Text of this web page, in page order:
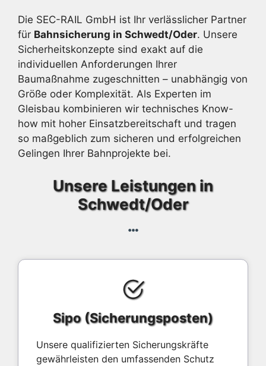
Die SEC-RAIL GmbH ist Ihr verlässlicher Partner
für Bahnsicherung in Schwedt/Oder. Unsere
Sicherheitskonzepte sind exakt auf die
individuellen Anforderungen Ihrer
Baumaßnahme zugeschnitten – unabhängig von
Größe oder Komplexität. Als Experten im
Gleisbau kombinieren wir technisches Know-
how mit hoher Einsatzbereitschaft und tragen
so maßgeblich zum sicheren und erfolgreichen
Gelingen Ihrer Bahnprojekte bei.
Unsere Leistungen in
Schwedt/Oder
Sipo (Sicherungsposten)
Unsere qualifizierten Sicherungskräfte
gewährleisten den umfassenden Schutz